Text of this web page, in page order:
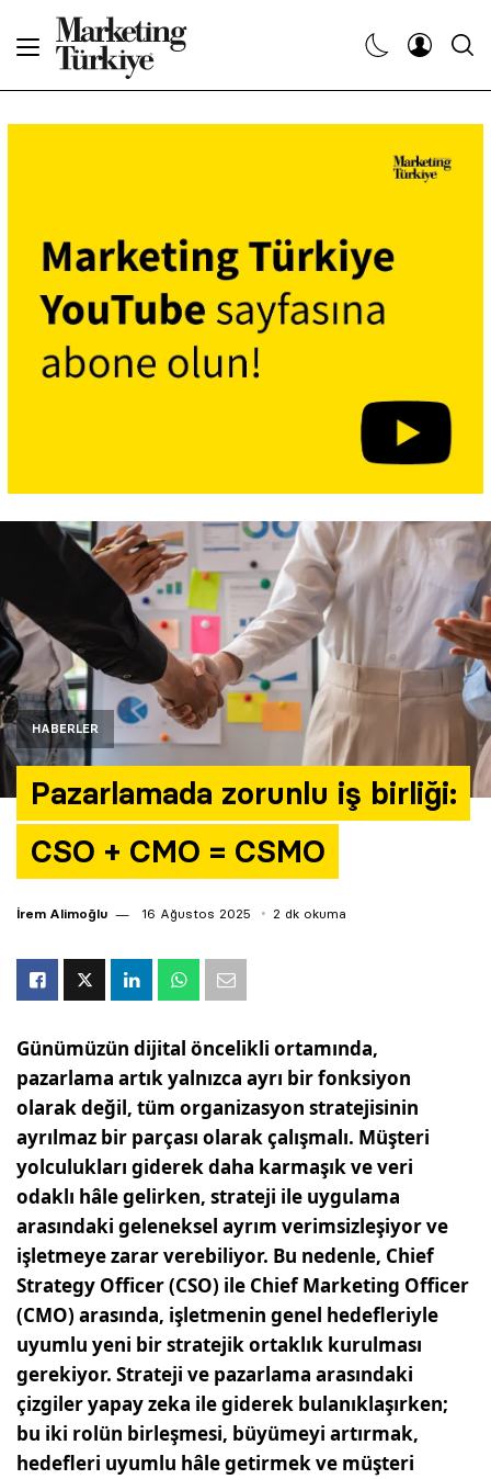
HABERLER
Pazarlamada zorunlu iş birliği:
CSO + CMO = CSMO
İrem Alimoğlu 16 Ağustos 2025 2 dk okuma
Günümüzün dijital öncelikli ortamında,
pazarlama artık yalnızca ayrı bir fonksiyon
olarak değil, tüm organizasyon stratejisinin
ayrılmaz bir parçası olarak çalışmalı. Müşteri
yolculukları giderek daha karmaşık ve veri
odaklı hâle gelirken, strateji ile uygulama
arasındaki geleneksel ayrım verimsizleşiyor ve
işletmeye zarar verebiliyor. Bu nedenle, Chief
Strategy Officer (CSO) ile Chief Marketing Officer
(CMO) arasında, işletmenin genel hedefleriyle
uyumlu yeni bir stratejik ortaklık kurulması
gerekiyor. Strateji ve pazarlama arasındaki
çizgiler yapay zeka ile giderek bulanıklaşırken;
bu iki rolün birleşmesi, büyümeyi artırmak,
hedefleri uyumlu hâle getirmek ve müşteri
Dergiler
Etkinlikler
Araştırma